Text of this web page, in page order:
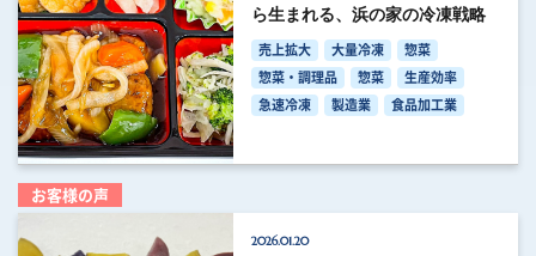
ら生まれる、浜の家の冷凍戦略
売上拡大 大量冷凍
惣菜
惣菜・調理品
惣菜
生産効率
急速冷凍
製造業 食品加工業
お客様の声
2026.01.20